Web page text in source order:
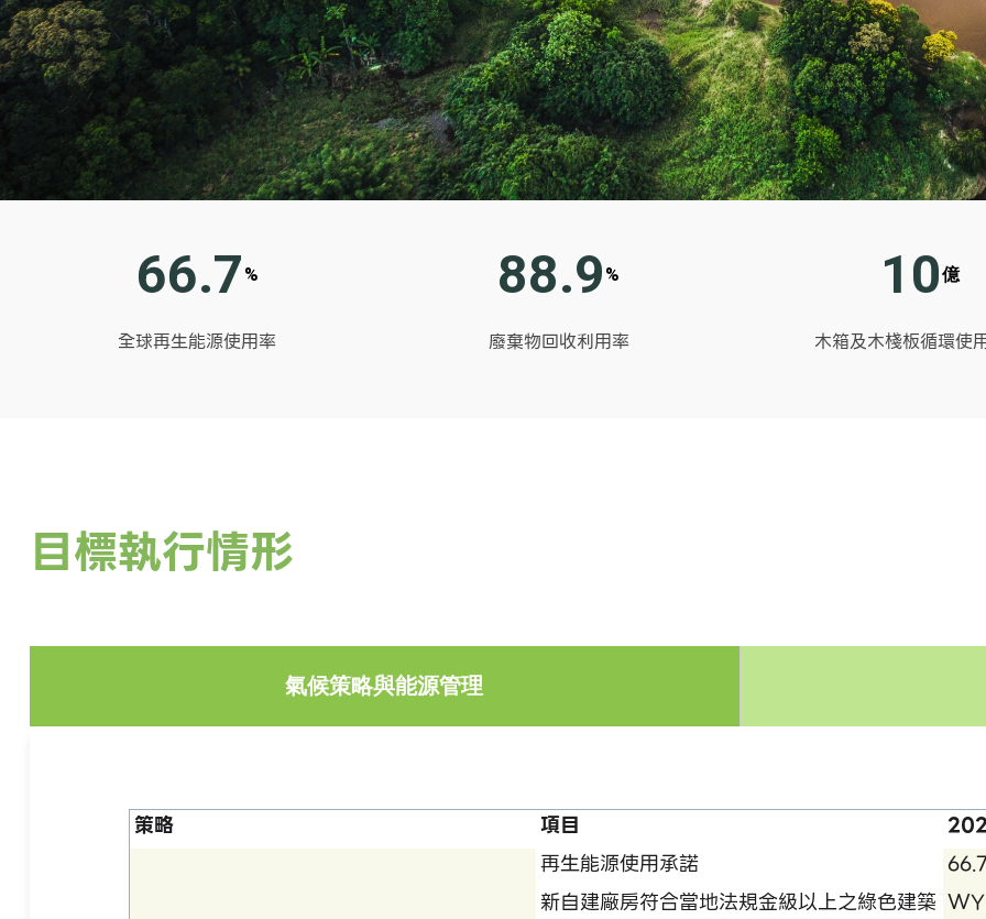
66.7 %
全球再生能源使用率
88.9 %
廢棄物回收利用率
10億
木箱及木棧板循環使
目標執行情形
氣候策略與能源管理
策略 項目
再生能源使用承諾
新自建廠房符合當地法規金級以上之綠色建築